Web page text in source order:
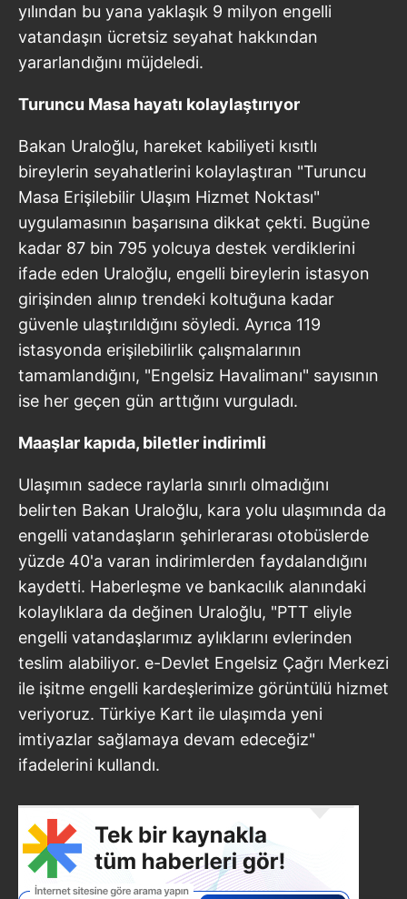
yılından bu yana yaklaşık 9 milyon engelli
vatandaşın ücretsiz seyahat hakkından
yararlandığını müjdeledi.
Turuncu Masa hayatı kolaylaştırıyor
Bakan Uraloğlu, hareket kabiliyeti kısıtlı
bireylerin seyahatlerini kolaylaştıran "Turuncu
Masa Erişilebilir Ulaşım Hizmet Noktası"
uygulamasının başarısına dikkat çekti. Bugüne
kadar 87 bin 795 yolcuya destek verdiklerini
ifade eden Uraloğlu, engelli bireylerin istasyon
girişinden alınıp trendeki koltuğuna kadar
güvenle ulaştırıldığını söyledi. Ayrıca 119
istasyonda erişilebilirlik çalışmalarının
tamamlandığını, "Engelsiz Havalimanı" sayısının
ise her geçen gün arttığını vurguladı.
Maaşlar kapıda, biletler indirimli
Ulaşımın sadece raylarla sınırlı olmadığını
belirten Bakan Uraloğlu, kara yolu ulaşımında da
engelli vatandaşların şehirlerarası otobüslerde
yüzde 40'a varan indirimlerden faydalandığını
kaydetti. Haberleşme ve bankacılık alanındaki
kolaylıklara da değinen Uraloğlu, "PTT eliyle
engelli vatandaşlarımız aylıklarını evlerinden
teslim alabiliyor. e-Devlet Engelsiz Çağrı Merkezi
ile işitme engelli kardeşlerimize görüntülü hizmet
veriyoruz. Türkiye Kart ile ulaşımda yeni
imtiyazlar sağlamaya devam edeceğiz"
ifadelerini kullandı.